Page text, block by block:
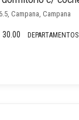
Campana, Campana
30.00 DEPARTAMENTOS